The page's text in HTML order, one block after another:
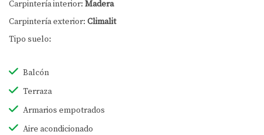
Carpintería interior: Madera
Carpintería exterior: Climalit
Tipo suelo:
Balcón
Terraza
Armarios empotrados
Aire acondicionado